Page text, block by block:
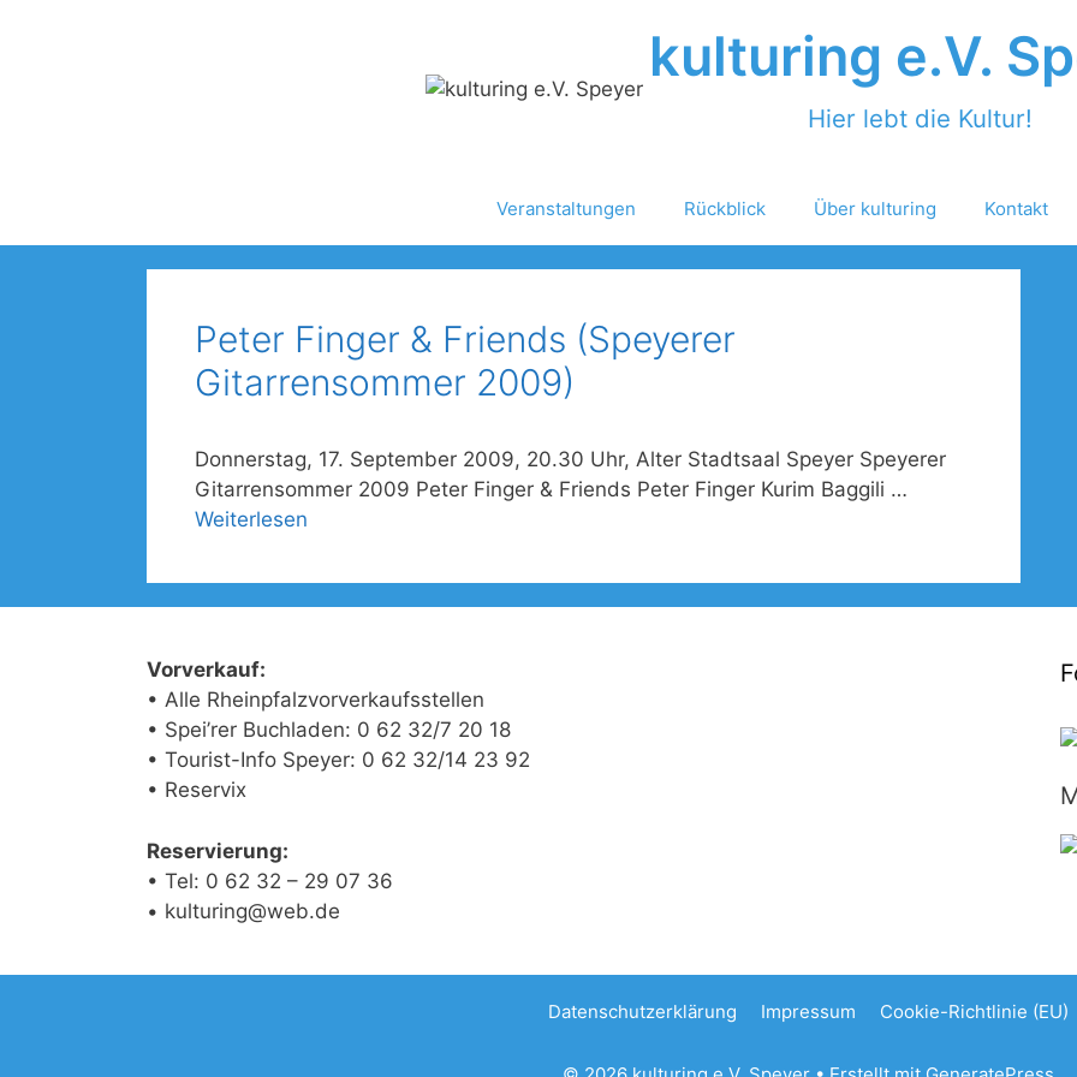
kulturing e.V.
Hier lebt die Kultur!
Veranstaltungen Rückblick Über kulturing Kontakt
Peter Finger & Friends (Speyerer
Gitarrensommer 2009)
Donnerstag, 17. September 2009, 20.30 Uhr, Alter Stadtsaal Speyer Speyerer
Gitarrensommer 2009 Peter Finger & Friends Peter Finger Kurim Baggili …
Weiterlesen
Vorverkauf:
• Alle Rheinpfalzvorverkaufsstellen
• Spei’rer Buchladen: 0 62 32/7 20 18
• Tourist-Info Speyer: 0 62 32/14 23 92
• Reservix
Reservierung:
• Tel: 0 62 32 – 29 07 36
• kulturing@web.de
Datenschutzerklärung Impressum Cookie-Richtlinie (EU)